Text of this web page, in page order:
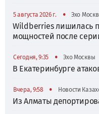
5 августа 2026 г. • Эхо
Wildberries лишилась
мощностей после
Сегодня, 9:35 • Эхо Москвы
В Екатеринбурге
Вчера, 9:58 • Новости
Из Алматы